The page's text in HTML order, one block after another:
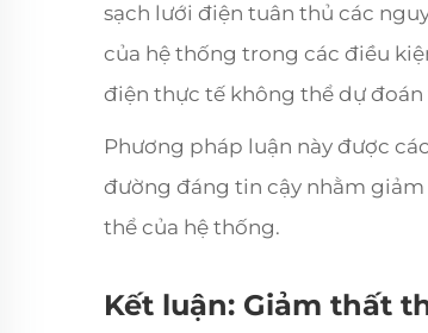
sạch lưới điện tuân thủ các
của hệ thống trong các điều
điện thực tế không thể dự đoán
Phương pháp luận này được
đường đáng tin cậy nhằm
thể của hệ thống.
Kết luận: Giảm thất